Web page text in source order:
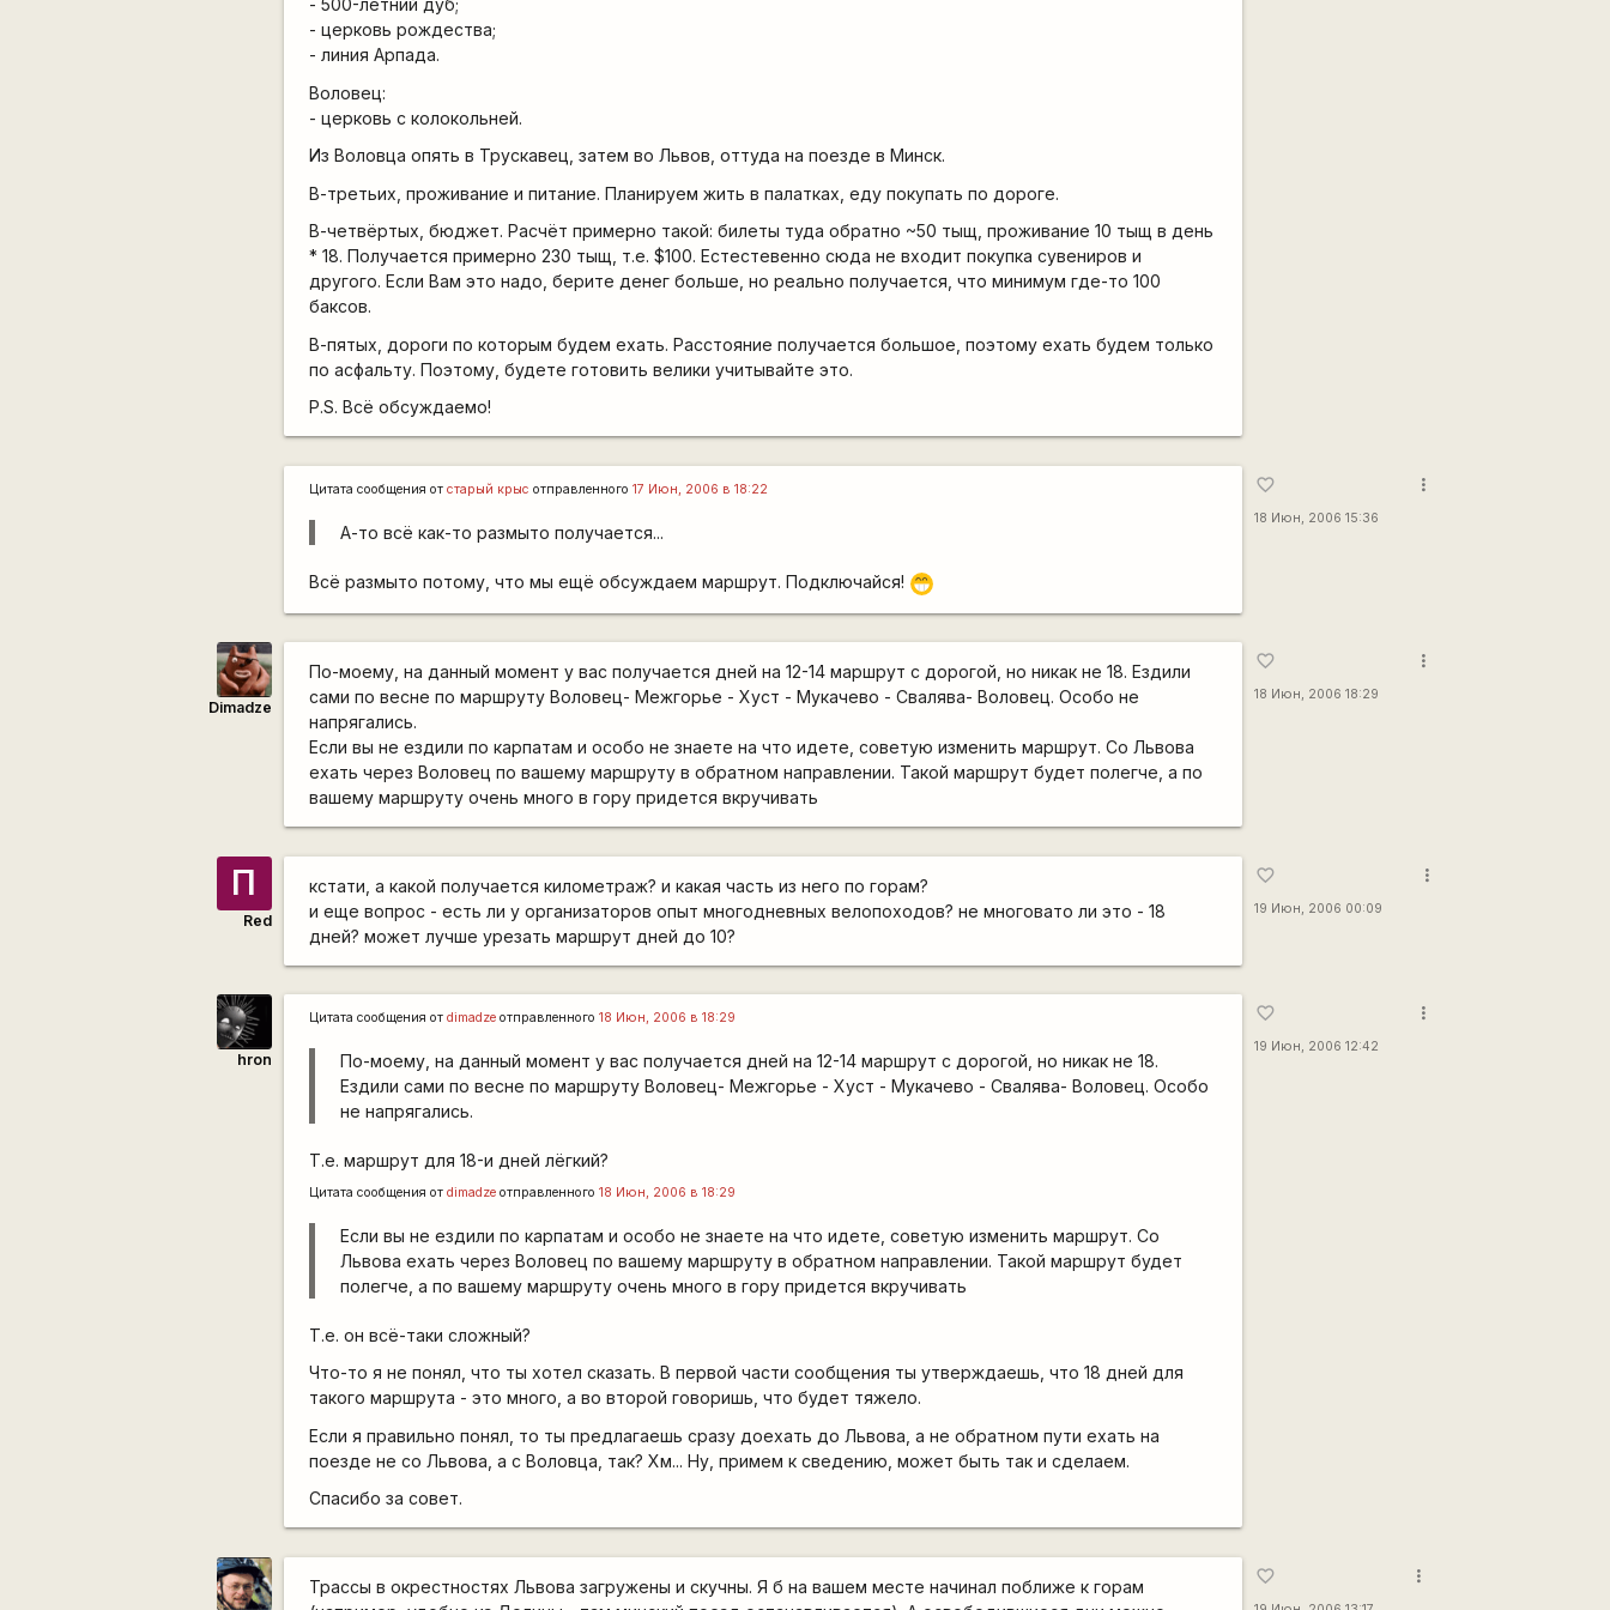
- 500-летний дуб;
- церковь рождества;
- линия Арпада.
Воловец:
- церковь с колокольней.
Из Воловца опять в Трускавец, затем во Львов, оттуда на поезде в Минск.
В-третьих, проживание и питание. Планируем жить в палатках, еду покупать по дороге.
В-четвёртых, бюджет. Расчёт примерно такой: билеты туда обратно ~50 тыщ, проживание 10 тыщ в день
* 18. Получается примерно 230 тыщ, т.е. $100. Естестевенно сюда не входит покупка сувениров и
другого. Если Вам это надо, берите денег больше, но реально получается, что минимум где-то 100
баксов.
В-пятых, дороги по которым будем ехать. Расстояние получается большое, поэтому ехать будем только
по асфальту. Поэтому, будете готовить велики учитывайте это.
P.S. Всё обсуждаемо!
Цитата сообщения отстарый крыс отправленного17 Июн, 2006 в 18:22
А-то всё как-то размыто получается...
Всё размыто потому, что мы ещё обсуждаем маршрут. Подключайся! ;D
favorite_border
18 Июн, 2006 15:36
more_vert
Dimadze
По-моему, на данный момент у вас получается дней на 12-14 маршрут с дорогой, но никак не 18. Ездили
сами по весне по маршруту Воловец- Межгорье - Хуст - Мукачево - Свалява- Воловец. Особо не
напрягались.
Если вы не ездили по карпатам и особо не знаете на что идете, советую изменить маршрут. Со Львова
ехать через Воловец по вашему маршруту в обратном направлении. Такой маршрут будет полегче, а по
вашему маршруту очень много в гору придется вкручивать
favorite_border
18 Июн, 2006 18:29
more_vert
П
Red
кстати, а какой получается километраж? и какая часть из него по горам?
и еще вопрос - есть ли у организаторов опыт многодневных велопоходов? не многовато ли это - 18
дней? может лучше урезать маршрут дней до 10?
favorite_border
19 Июн, 2006 00:09
more_vert
hron
Цитата сообщения отdimadze отправленного18 Июн, 2006 в 18:29
По-моему, на данный момент у вас получается дней на 12-14 маршрут с дорогой, но никак не 18.
Ездили сами по весне по маршруту Воловец- Межгорье - Хуст - Мукачево - Свалява- Воловец. Особо
не напрягались.
Т.е. маршрут для 18-и дней лёгкий?
Цитата сообщения отdimadze отправленного18 Июн, 2006 в 18:29
Если вы не ездили по карпатам и особо не знаете на что идете, советую изменить маршрут. Со
Львова ехать через Воловец по вашему маршруту в обратном направлении. Такой маршрут будет
полегче, а по вашему маршруту очень много в гору придется вкручивать
Т.е. он всё-таки сложный?
Что-то я не понял, что ты хотел сказать. В первой части сообщения ты утверждаешь, что 18 дней для
такого маршрута - это много, а во второй говоришь, что будет тяжело.
Если я правильно понял, то ты предлагаешь сразу доехать до Львова, а не обратном пути ехать на
поезде не со Львова, а с Воловца, так? Хм... Ну, примем к сведению, может быть так и сделаем.
Спасибо за совет.
favorite_border
19 Июн, 2006 12:42
more_vert
Трассы в окрестностях Львова загружены и скучны. Я б на вашем месте начинал поближе к горам
favorite_border more_vert